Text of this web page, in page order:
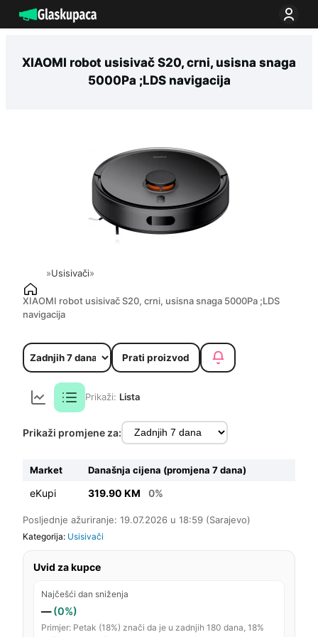
na
XIAOMI robot usisivač S20, crni, usisna snaga
5000Pa ;LDS navigacija
»Usisivači»
XIAOMI robot usisivač S20, crni, usisna snaga 5000Pa ;LDS
navigacija
Prati proizvod
Prikaži: Lista
Prikaži promjene za:
Market Današnja cijena (promjena 7 dana)
eKupi 319.90 KM 0%
Posljednje ažuriranje: 19.07.2026 u 18:59 (Sarajevo)
Kategorija: Usisivači
Uvid za kupce
Najčešći dan sniženja
—(0%)
Primjer: Petak (18%) znači da je u zadnjih 180 dana, 18%